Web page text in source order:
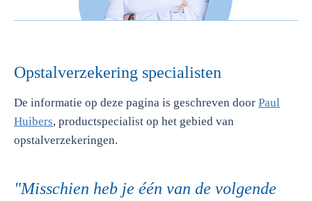
Opstalverzekering specialisten
De informatie op deze pagina is geschreven door Paul
Huibers, productspecialist op het gebied van
opstalverzekeringen.
"Misschien heb je één van de volgende